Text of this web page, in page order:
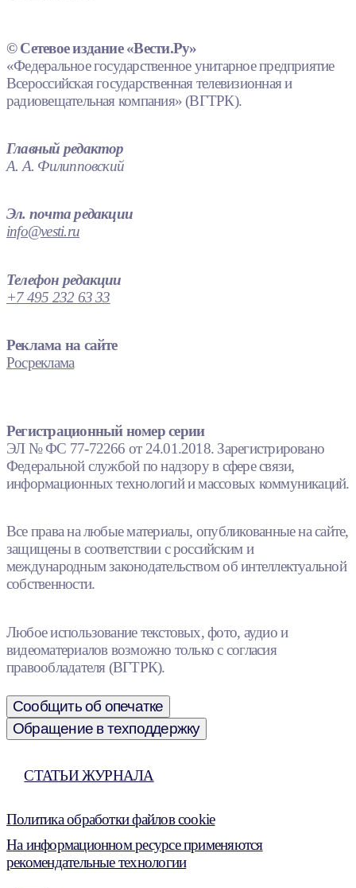
© Сетевое издание «Вести.Ру»
«Федеральное государственное унитарное предприятие
Всероссийская государственная телевизионная и
радиовещательная компания» (ВГТРК).
Главный редактор
А. А. Филипповский
Эл. почта редакции
info@vesti.ru
Телефон редакции
+7 495 232 63 33
Реклама на сайте
Росреклама
Регистрационный номер серии
ЭЛ № ФС 77-72266 от 24.01.2018. Зарегистрировано
Федеральной службой по надзору в сфере связи,
информационных технологий и массовых коммуникаций.
Все права на любые материалы, опубликованные на сайте,
защищены в соответствии с российским и
международным законодательством об интеллектуальной
собственности.
Любое использование текстовых, фото, аудио и
видеоматериалов возможно только с согласия
правообладателя (ВГТРК).
Сообщить об опечатке
Обращение в техподдержку
СТАТЬИ ЖУРНАЛА
Политика обработки файлов cookie
На информационном ресурсе применяются
рекомендательные технологии